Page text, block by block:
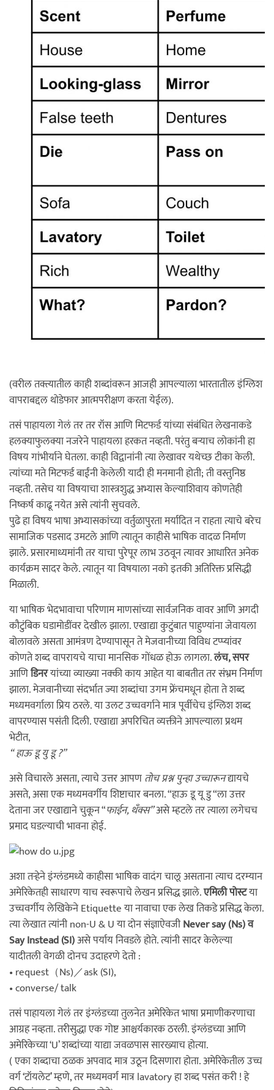
(वरील तक्त्यातील काही शब्दांवरून आजही आपल्याला भारतातील इंग्लिश
वापराबद्दल थोडेफार आत्मपरीक्षण करता येईल).
तसं पाहायला गेलं तर तर रॉस आणि मिटफर्ड यांच्या संबंधित लेखनाकडे
हलक्याफुलक्या नजरेने पाहायला हरकत नव्हती. परंतु बऱ्याच लोकांनी हा
विषय गांभीर्याने घेतला. काही विद्वानांनी त्या लेखावर यथेच्छ टीका केली.
त्यांच्या मते मिटफर्ड बाईंनी केलेली यादी ही मनमानी होती; ती वस्तुनिष्ठ
नव्हती. तसेच या विषयाचा शास्त्रशुद्ध अभ्यास केल्याशिवाय कोणतेही
निष्कर्ष काढू नयेत असे त्यांनी सुचवले.
पुढे हा विषय भाषा अभ्यासकांच्या वर्तुळापुरता मर्यादित न राहता त्याचे बरेच
सामाजिक पडसाद उमटले आणि त्यातून काहीसे भाषिक वादळ निर्माण
झाले. प्रसारमाध्यमांनी तर याचा पुरेपूर लाभ उठवून त्यावर आधारित अनेक
कार्यक्रम सादर केले. त्यातून या विषयाला नको इतकी अतिरिक्त प्रसिद्धी
मिळाली.
या भाषिक भेदभावाचा परिणाम माणसांच्या सार्वजनिक वावर आणि अगदी
कौटुंबिक घडामोडींवर देखील झाला. एखाद्या कुटुंबात पाहुण्यांना जेवायला
बोलावले असता आमंत्रण देण्यापासून ते मेजवानीच्या विविध टप्प्यांवर
कोणते शब्द वापरायचे याचा मानसिक गोंधळ होऊ लागला.लंच, सपर
आणिडिनरयांच्या व्याख्या नक्की काय आहेत या बाबतीत तर संभ्रम निर्माण
झाला. मेजवानीच्या संदर्भात ज्या शब्दांचा उगम फ्रेंचमधून होता ते शब्द
मध्यमवर्गाला प्रिय ठरले. या उलट उच्चवर्गाने मात्र पूर्वीचेच इंग्लिश शब्द
वापरण्यास पसंती दिली. एखाद्या अपरिचित व्यक्तीने आपल्याला प्रथम
भेटीत,
“ हाऊ डू यु डू ?”
असे विचारले असता, त्याचे उत्तर आपणतोच प्रश्न पुन्हा उच्चारूनद्यायचे
असते, असा एक मध्यमवर्गीय शिष्टाचार बनला. “हाऊ डू यू डु “ला उत्तर
देताना जर एखाद्याने चुकून “फाईन, थँक्स”असे म्हटले तर त्याला लगेचच
प्रमाद घडल्याची भावना होई.
अशा तऱ्हेने इंग्लंडमध्ये काहीसा भाषिक वादंग चालू असताना त्याच दरम्यान
अमेरिकेतही साधारण याच स्वरूपाचे लेखन प्रसिद्ध झाले.एमिली पोस्टया
उच्चवर्गीय लेखिकेने Etiquette या नावाचा एक लेख तिकडे प्रसिद्ध केला.
त्या लेखात त्यांनी non-U & U या दोन संज्ञाऐवजीNever say (Ns) व
Say Instead (SI)असे पर्याय निवडले होते. त्यांनी सादर केलेल्या
यादीतली वेगळी दोनच उदाहरणे देतो :
• request（Ns)／ask (SI),
• converse/ talk
तसं पाहायला गेलं तर इंग्लंडच्या तुलनेत अमेरिकेत भाषा प्रमाणीकरणाचा
आग्रह नव्हता. तरीसुद्धा एक गोष्ट आश्चर्यकारक ठरली. इंग्लंडच्या आणि
अमेरिकेच्या ‘U’ शब्दांच्या याद्या जवळपास सारख्याच होत्या.
( एका शब्दाचा ठळक अपवाद मात्र उठून दिसणारा होता. अमेरिकेतील उच्च
वर्ग ‘टॉयलेट’ म्हणे, तर मध्यमवर्ग मात्र lavatory हा शब्द पसंत करी ! हे